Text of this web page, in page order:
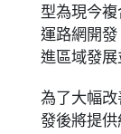
型為現今
運路網開
進區域發展
為了大幅
發後將提